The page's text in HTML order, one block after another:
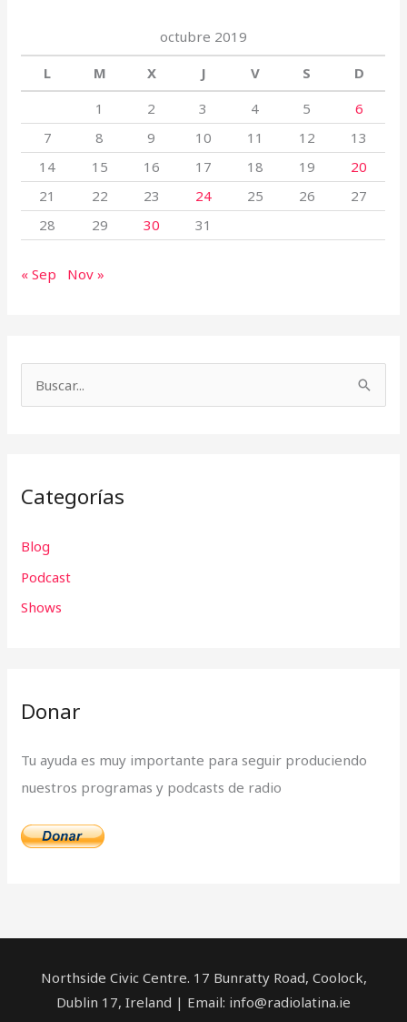
octubre 2019
L
M X J V S
D
1
2 3 4 5
6
7
8 9 10 11 12
13
14
15 16 17 18 19
20
21
22 23 24 25 26
27
28
29 30 31
« Sep Nov »
a
p
o
r
Categorías
Blog
Podcast
Shows
Donar
Tu ayuda es muy importante para seguir produciendo
nuestros programas y podcasts de radio
Northside Civic Centre. 17 Bunratty Road, Coolock,
Dublin 17, Ireland | Email: info@radiolatina.ie